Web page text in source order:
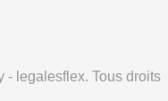
legalesflex. Tous droits